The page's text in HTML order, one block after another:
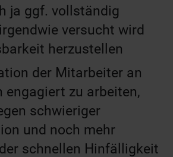
ja ggf. vollständig
versucht wird
herzustellen
der Mitarbeiter an
engagiert zu arbeiten,
schwieriger
und noch mehr
schnellen Hinfälligkeit